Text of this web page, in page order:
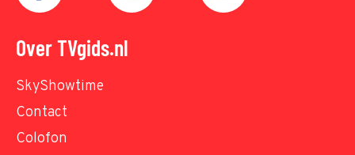
Over TVgids.nl
SkyShowtime
Contact
Colofon